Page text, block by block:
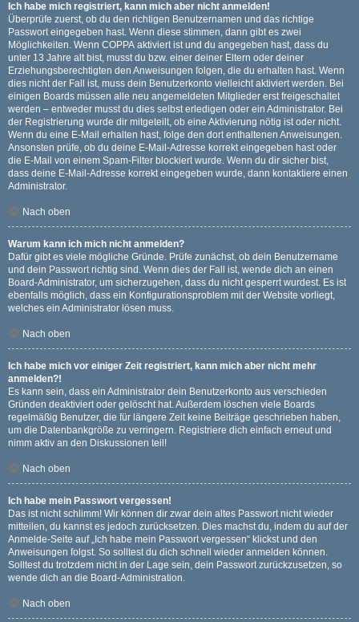
Ich habe mich registriert, kann mich aber nicht anmelden!
Überprüfe zuerst, ob du den richtigen Benutzernamen und das richtige
Passwort eingegeben hast. Wenn diese stimmen, dann gibt es zwei
Möglichkeiten. Wenn COPPA aktiviert ist und du angegeben hast, dass du
unter 13 Jahre alt bist, musst du bzw. einer deiner Eltern oder deiner
Erziehungsberechtigten den Anweisungen folgen, die du erhalten hast. Wenn
dies nicht der Fall ist, muss dein Benutzerkonto vielleicht aktiviert werden. Bei
einigen Boards müssen alle neu angemeldeten Mitglieder erst freigeschaltet
werden – entweder musst du dies selbst erledigen oder ein Administrator. Bei
der Registrierung wurde dir mitgeteilt, ob eine Aktivierung nötig ist oder nicht.
Wenn du eine E-Mail erhalten hast, folge den dort enthaltenen Anweisungen.
Ansonsten prüfe, ob du deine E-Mail-Adresse korrekt eingegeben hast oder
die E-Mail von einem Spam-Filter blockiert wurde. Wenn du dir sicher bist,
dass deine E-Mail-Adresse korrekt eingegeben wurde, dann kontaktiere einen
Administrator.
Nach oben
Warum kann ich mich nicht anmelden?
Dafür gibt es viele mögliche Gründe. Prüfe zunächst, ob dein Benutzername
und dein Passwort richtig sind. Wenn dies der Fall ist, wende dich an einen
Board-Administrator, um sicherzugehen, dass du nicht gesperrt wurdest. Es ist
ebenfalls möglich, dass ein Konfigurationsproblem mit der Website vorliegt,
welches ein Administrator lösen muss.
Nach oben
Ich habe mich vor einiger Zeit registriert, kann mich aber nicht mehr
anmelden?!
Es kann sein, dass ein Administrator dein Benutzerkonto aus verschieden
Gründen deaktiviert oder gelöscht hat. Außerdem löschen viele Boards
regelmäßig Benutzer, die für längere Zeit keine Beiträge geschrieben haben,
um die Datenbankgröße zu verringern. Registriere dich einfach erneut und
nimm aktiv an den Diskussionen teil!
Nach oben
Ich habe mein Passwort vergessen!
Das ist nicht schlimm! Wir können dir zwar dein altes Passwort nicht wieder
mitteilen, du kannst es jedoch zurücksetzen. Dies machst du, indem du auf der
Anmelde-Seite auf „Ich habe mein Passwort vergessen“ klickst und den
Anweisungen folgst. So solltest du dich schnell wieder anmelden können.
Solltest du trotzdem nicht in der Lage sein, dein Passwort zurückzusetzen, so
wende dich an die Board-Administration.
Nach oben